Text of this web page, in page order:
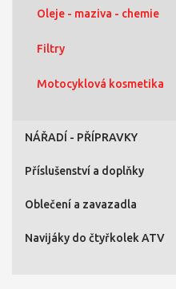
Oleje - maziva - chemie
Filtry
Motocyklová kosmetika
NÁŘADÍ - PŘÍPRAVKY
Příslušenství a doplňky
Oblečení a zavazadla
Navijáky do čtyřkolek ATV